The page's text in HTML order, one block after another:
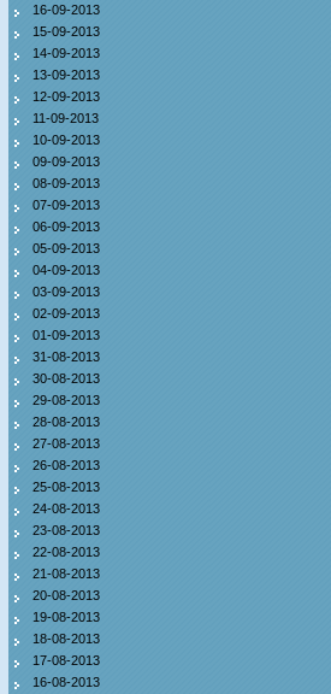
16-09-2013
15-09-2013
14-09-2013
13-09-2013
12-09-2013
11-09-2013
10-09-2013
09-09-2013
08-09-2013
07-09-2013
06-09-2013
05-09-2013
04-09-2013
03-09-2013
02-09-2013
01-09-2013
31-08-2013
30-08-2013
29-08-2013
28-08-2013
27-08-2013
26-08-2013
25-08-2013
24-08-2013
23-08-2013
22-08-2013
21-08-2013
20-08-2013
19-08-2013
18-08-2013
17-08-2013
16-08-2013